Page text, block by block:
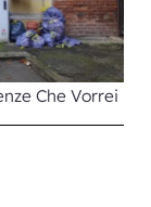
Che Vorrei